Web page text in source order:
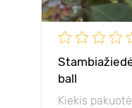
ball
Kiekis